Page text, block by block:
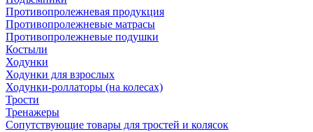
Противопролежневая продукция
Противопролежневые матрасы
Противопролежневые подушки
Костыли
Ходунки
Ходунки для взрослых
Ходунки-роллаторы (на колесах)
Трости
Тренажеры
Сопутствующие товары для тростей и колясок